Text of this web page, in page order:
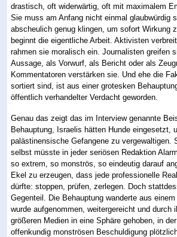
drastisch, oft widerwärtig, oft mit maximalem
Sie muss am Anfang nicht einmal glaubwürdig
abscheulich genug klingen, um sofort Wirkung
beginnt die eigentliche Arbeit. Aktivisten
rahmen sie moralisch ein. Journalisten greifen
Aussage, als Vorwurf, als Bericht oder als
Kommentatoren verstärken sie. Und ehe die
sortiert sind, ist aus einer grotesken
öffentlich verhandelter Verdacht geworden.
Genau das zeigt das im Interview genannte
Behauptung, Israelis hätten Hunde eingesetzt,
palästinensische Gefangene zu vergewaltigen.
selbst müsste in jeder seriösen Redaktion
so extrem, so monströs, so eindeutig darauf
Ekel zu erzeugen, dass jede professionelle
dürfte: stoppen, prüfen, zerlegen. Doch
Gegenteil. Die Behauptung wanderte aus
wurde aufgenommen, weitergereicht und durch
größeren Medien in eine Sphäre gehoben, in
offenkundig monströsen Beschuldigung